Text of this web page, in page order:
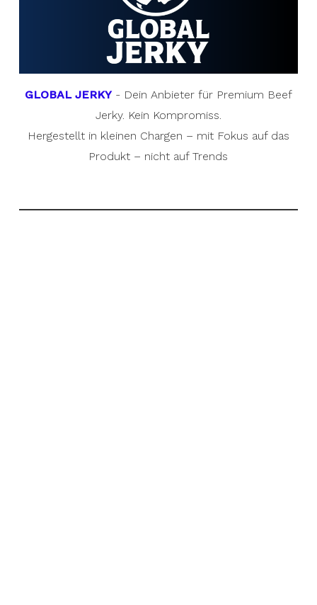
GLOBAL JERKY- Dein Anbieter für Premium Beef
Jerky. Kein Kompromiss.
Hergestellt in kleinen Chargen – mit Fokus auf das
Produkt – nicht auf Trends